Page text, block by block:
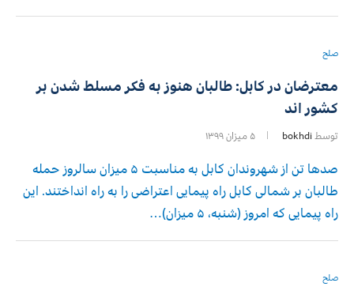
صلح
معترضان در کابل: طالبان هنوز به فکر مسلط شدن بر
کشور اند
توسط bokhdi ۵ میزان ۱۳۹۹
صدها تن از شهروندان کابل به مناسبت ۵ میزان سالروز حمله
طالبان بر شمالی کابل راه پیمایی اعتراضی را به راه انداختند. این
راه پیمایی که امروز (شنبه، ۵ میزان)…
صلح